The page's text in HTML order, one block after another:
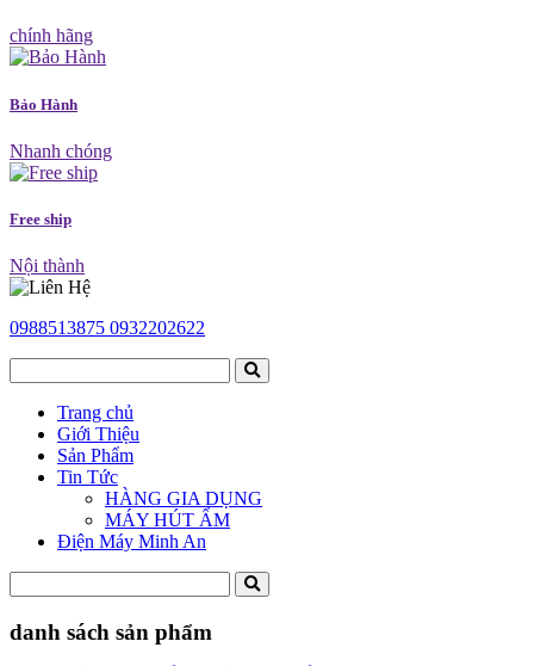
chính hãng
Bảo Hành
Nhanh chóng
Free ship
Nội thành
0988513875 0932202622
Trang chủ
Giới Thiệu
Sản Phẩm
Tin Tức
HÀNG GIA DỤNG
MÁY HÚT ẨM
Điện Máy Minh An
danh sách sản phẩm